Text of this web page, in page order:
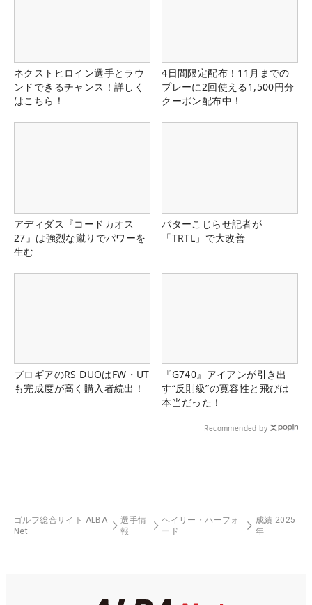
ネクストヒロイン選手とラウ
ンドできるチャンス！詳しく
はこちら！
4日間限定配布！11月までの
プレーに2回使える1,500円分
クーポン配布中！
アディダス『コードカオス
27』は強烈な蹴りでパワーを
生む
パターこじらせ記者が
「TRTL」で大改善
プロギアのRS DUOはFW・UT
も完成度が高く購入者続出！
『G740』アイアンが引き出
す“反則級”の寛容性と飛びは
本当だった！
Recommended by
ゴルフ総合サイト ALBA
Net
選手情
報
ヘイリー・ハーフォ
ード
成績 2025
年